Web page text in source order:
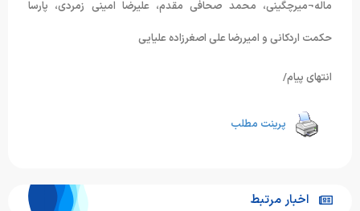
ماله¬میرچگینی، محمد صحافی مقدم، علیرضا امینی زمردی، پارسا
حکمت اردکانی و امیررضا علی اصغرزاده علیایی
انتهای پیام/
پرینت مطلب
اخبار مرتبط